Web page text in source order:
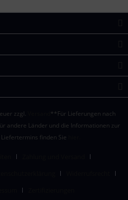
zzgl.
**Für Lieferungen nach
andere Länder und die Informationen zur
finden Sie